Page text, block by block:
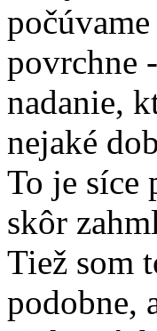
povrchne
nadanie,
nejaké
To je síce
skôr
Tiež som
podobne,